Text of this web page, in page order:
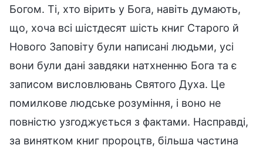
Богом. Ті, хто вірить у Бога, навіть думають,
що, хоча всі шістдесят шість книг Старого й
Нового Заповіту були написані людьми, усі
вони були дані завдяки натхненню Бога та є
записом висловлювань Святого Духа. Це
помилкове людське розуміння, і воно не
повністю узгоджується з фактами. Насправді,
за винятком книг пророцтв, більша частина